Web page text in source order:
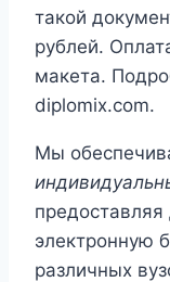
такой
рублей.
макета.
diplomix.com.
Мы
электронную
различных